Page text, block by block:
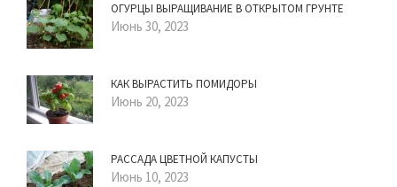
ОГУРЦЫ ВЫРАЩИВАНИЕ В ОТКРЫТОМ ГРУНТЕ
Июнь 30, 2023
КАК ВЫРАСТИТЬ ПОМИДОРЫ
Июнь 20, 2023
РАССАДА ЦВЕТНОЙ КАПУСТЫ
Июнь 10, 2023